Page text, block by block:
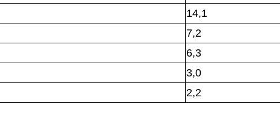
14,1
7,2
6,3
3,0
2,2